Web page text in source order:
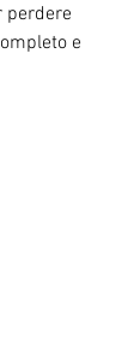
perdere
e